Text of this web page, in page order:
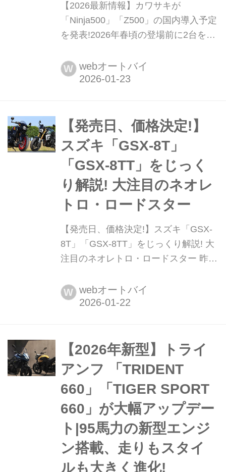
【2026最新情報】カワサキが
「Ninja500」「Z500」の国内導入予定
を発表!2026年春頃の登場前に2台をじ
ワサキモータースジャパンは海外で発
売されている「Ninja500」「Z500」の
されているが、まずはこの2モデルが
どんなバイクなのかを見ていくことに
しよう。まとめ:松本正雅▶▶▶...
W webオートバイ
【発売日、価格決定!】
スズキ「GSX-8T」
「GSX-8TT」をじっく
り解説! 大注目のネオレ
トロ・ロードスター
【発売日、価格決定!】スズキ「GSX-
8T」「GSX-8TT」をじっくり解説! 大
注目のネオレトロ・ロードスター 昨年
開されて以来注目を集めてきたスズキ
の新型「GSX-8T」と「GSX-8TT」の
に最新装備を融合し、新たに「GSX-
8」シリーズに加わった、魅力あふれ
るロードスターの詳...
W webオートバイ
【2026年新型】トライ
アンフ 「TRIDENT
660」「TIGER SPORT
660」が大幅アップデー
ト|95馬力の新型エンジ
ン搭載、走りもスタイ
ルも大きく進化!